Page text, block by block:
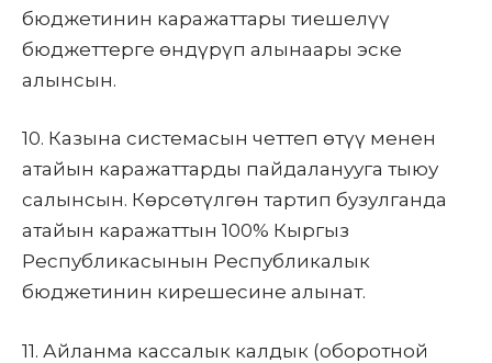
бюджетинин каражаттары тиешелүү
бюджеттерге өндүрүп алынаары эске
алынсын.
10. Казына системасын четтеп өтүү менен
атайын каражаттарды пайдаланууга тыюу
салынсын. Көрсөтүлгөн тартип бузулганда
атайын каражаттын 100% Кыргыз
Республикасынын Республикалык
бюджетинин кирешесине алынат.
11. Айланма кассалык калдык (оборотной